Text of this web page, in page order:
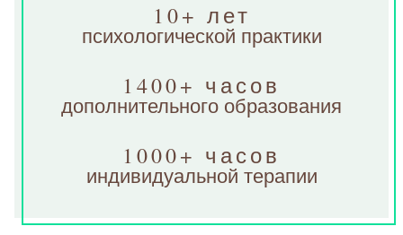
10+ лет
психологической практики
1400+ часов
дополнительного образования
1000+ часов
индивидуальной терапии